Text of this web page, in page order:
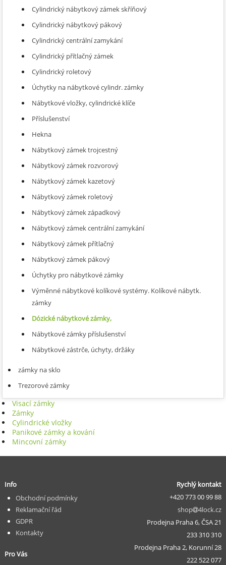
Cylindrický nábytkový zámek skříňový
Cylindrický nábytkový pákový
Cylindrický centrální zamykání
Cylindrický přítlačný zámek
Cylindrický roletový
Úchytky na nábytkové cylindr. zámky
Nábytkové vložky, cylindrické klíče
Příslušenství
Hekna
Nábytkový zámek trojcestný
Nábytkový zámek rozvorový
Nábytkový zámek kazetový
Nábytkový zámek roletový
Nábytkový zámek západkový
Nábytkový zámek centrální zamykání
Nábytkový zámek přítlačný
Nábytkový zámek pákový
Úchytky pro nábytkové zámky
Výměnné nábytkové kolíkové systémy. Kolíkové nábytk.
zámky
Dózické nábytkové zámky,
Nábytkové zámky příslušenství
Nábytkové zástrče, úchyty, držáky
zámky na sklo
Trezorové zámky
Visací zámky
Zámky
Cylindrické vložky
Panikové zámky a kování
Mincovní zámky
Rychlý kontakt
+420 773 00 99 88
shop
4lock.cz
Prodejna Praha 6, ČSA 21
233 310 310
Prodejna Praha 2, Korunní 28
222 522 077
Info
Obchodní podmínky
Reklamační řád
GDPR
Kontakty
Pro Vás